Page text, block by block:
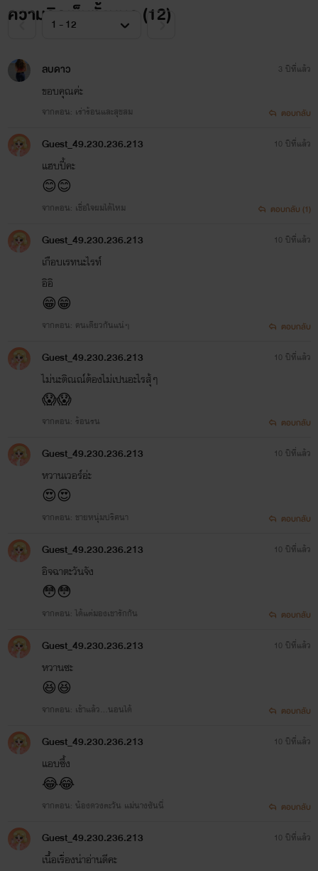
ความคิดเห็นทั้งหมด (12)
ลบดาว
ขอบคุณค่ะ
จากตอน: เร่าร้อนและสุขสม
3 ปีที่แล้ว
ตอบกลับ
Guest_49.230.236.213
แฮบปี้คะ
😊😊
จากตอน: เชื่อใจผมได้ไหม
10 ปีที่แล้ว
ตอบกลับ (1)
Guest_49.230.236.213
เกือบเรทนะไรท์
อิอิ
😁😁
จากตอน: คนเดียวกันแน่ๆ
10 ปีที่แล้ว
ตอบกลับ
Guest_49.230.236.213
ไม่นะติณณ์ต้องไม่เปนอะไรสุ้ๆ
😱😱
จากตอน: ร้อนรน
10 ปีที่แล้ว
ตอบกลับ
Guest_49.230.236.213
หวานเวอร์อ่ะ
😍😍
จากตอน: ชายหนุ่มปริศนา
10 ปีที่แล้ว
ตอบกลับ
Guest_49.230.236.213
อิจฉาตะวันจัง
😳😳
จากตอน: ได้แต่มองเขารักกัน
10 ปีที่แล้ว
ตอบกลับ
Guest_49.230.236.213
หวานซะ
😆😆
จากตอน: เช้าแล้ว...นอนได้
10 ปีที่แล้ว
ตอบกลับ
Guest_49.230.236.213
แอบซึ้ง
😂😂
จากตอน: น้องดวงตะวัน แม่นางซันนี่
10 ปีที่แล้ว
ตอบกลับ
Guest_49.230.236.213
เนื้อเรื่องน่าอ่านดีคะ
10 ปีที่แล้ว